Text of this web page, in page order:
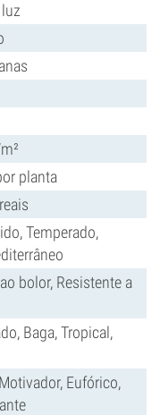
planta
Temperado,
bolor, Resistente a
Baga, Tropical,
Eufórico,